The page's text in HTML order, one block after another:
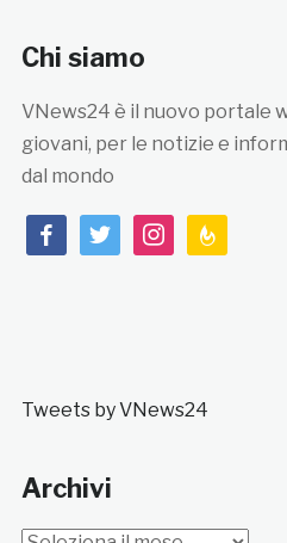
Chi siamo
VNews24 è il nuovo portale
giovani, per le notizie e
dal mondo
facebooktwitterinstagramfeedburner
Tweets by VNews24
Archivi